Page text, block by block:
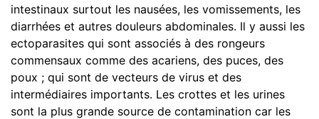
intestinaux surtout les nausées, les vomissements, les
diarrhées et autres douleurs abdominales. Il y aussi les
ectoparasites qui sont associés à des rongeurs
commensaux comme des acariens, des puces, des
poux ; qui sont de vecteurs de virus et des
intermédiaires importants. Les crottes et les urines
sont la plus grande source de contamination car les